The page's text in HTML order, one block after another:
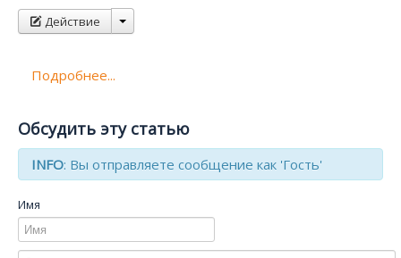
Действие
Подробнее...
Обсудить эту статью
INFO: Вы отправляете сообщение как 'Гость'
Имя